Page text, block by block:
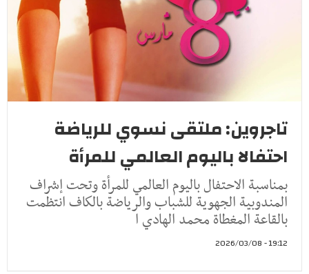
تاجروين: ملتقى نسوي للرياضة
احتفالا باليوم العالمي للمرأة
بمناسبة الاحتفال باليوم العالمي للمرأة وتحت إشراف
المندوبية الجهوية للشباب والرياضة بالكاف انتظمت
بالقاعة المغطاة محمد الهادي ا
19:12 - 2026/03/08